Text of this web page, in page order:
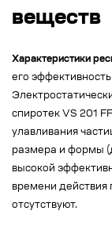
веществ
Характеристики
его
спиротек VS 201
улавливания
размера и формы
высокой
времени действия
отсутствуют.